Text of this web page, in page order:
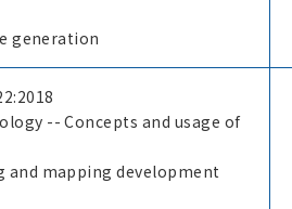
generation
-- Concepts and usage of
and mapping development